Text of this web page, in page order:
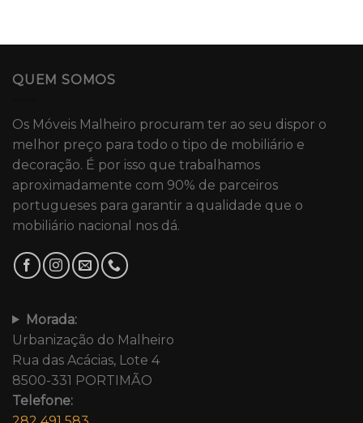
QUEM SOMOS
Os Móveis Malheiro procuram ter ao seu dispor o
melhor preço para todo o tipo de mobiliário e
decoração. É por isso que trabalhamos
aproximadamente com 90% de parceiros
portugueses para garantir a qualidade que o
mobiliário nacional nos dá.
Morada:
Urbanização do Malheiro
Rua das Acácias, Lote 4
8500-331 PORTIMÃO
Telefone: